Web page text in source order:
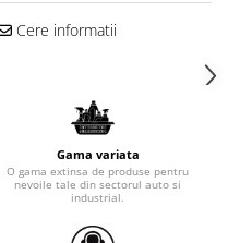
Cere informatii
Gama variata
O gama extinsa de produse pentru
nevoile tale din sectorul auto si
industrial.